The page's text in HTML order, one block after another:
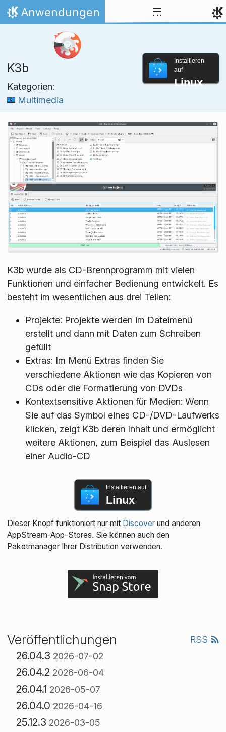
Zum Inhalt springen
Startseite
Anwendungen
K3b
Kategorien:
Multimedia
Installieren
auf
Linux
K3b wurde als CD-Brennprogramm mit vielen
Funktionen und einfacher Bedienung entwickelt. Es
besteht im wesentlichen aus drei Teilen:
Projekte: Projekte werden im Dateimenü
erstellt und dann mit Daten zum Schreiben
gefüllt
Extras: Im Menü Extras finden Sie
verschiedene Aktionen wie das Kopieren von
CDs oder die Formatierung von DVDs
Kontextsensitive Aktionen für Medien: Wenn
Sie auf das Symbol eines CD-/DVD-Laufwerks
klicken, zeigt K3b deren Inhalt und ermöglicht
weitere Aktionen, zum Beispiel das Auslesen
einer Audio-CD
Installieren auf
Linux
Dieser Knopf funktioniert nur mit Discoverund anderen
AppStream-App-Stores. Sie können auch den
Paketmanager Ihrer Distribution verwenden.
Veröffentlichungen RSS
26.04.3 2026-07-02
26.04.2 2026-06-04
26.04.1 2026-05-07
26.04.0 2026-04-16
25.12.3 2026-03-05